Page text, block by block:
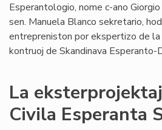
Esperantologio, nome c-ano
sen. Manuela Blanco sekretario,
entrepreniston por ekspertizo de
kontruoj de Skandinava Esperanto-
La
Civila Esperanta